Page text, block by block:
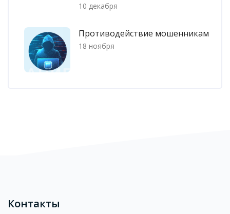
10 декабря
Противодействие мошенникам
18 ноября
Контакты